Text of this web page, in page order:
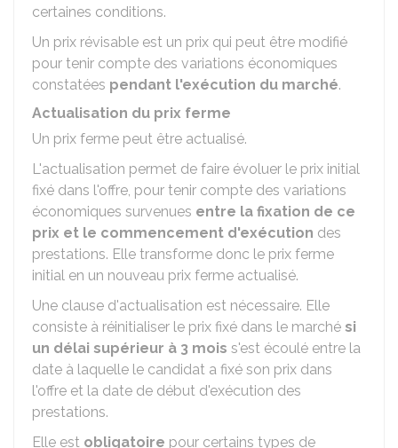
certaines conditions.
Un prix révisable est un prix qui peut être modifié
pour tenir compte des variations économiques
constatées pendant l'exécution du marché.
Actualisation du prix ferme
Un prix ferme peut être actualisé.
L'actualisation permet de faire évoluer le prix initial
fixé dans l'offre, pour tenir compte des variations
économiques survenues entre la fixation de ce
prix et le commencement d'exécution des
prestations. Elle transforme donc le prix ferme
initial en un nouveau prix ferme actualisé.
Une clause d'actualisation est nécessaire. Elle
consiste à réinitialiser le prix fixé dans le marché si
un délai supérieur à 3 mois s'est écoulé entre la
date à laquelle le candidat a fixé son prix dans
l'offre et la date de début d'exécution des
prestations.
Elle est obligatoire pour certains types de